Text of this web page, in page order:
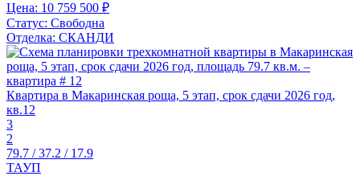
Цена: 10 759 500 ₽
Статус: Свободна
Отделка: СКАНДИ
Квартира в Макаринская роща, 5 этап, срок сдачи 2026 год,
кв.12
3
2
79.7 / 37.2 / 17.9
ТАУП